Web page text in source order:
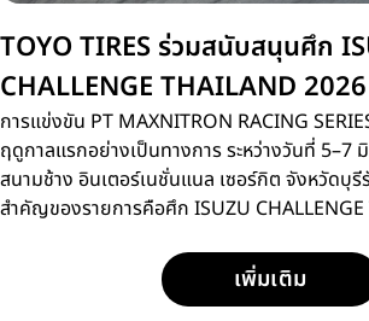
TOYO TIRES ร่วมสนับสนุนศึก
CHALLENGE THAILAND
สนามแรกที่บุรีรัมย์
การแข่งขัน PT MAXNITRON RACING
ฤดูกาลแรกอย่างเป็นทางการ ระหว่างวันที่
สนามช้าง อินเตอร์เนชั่นแนล เซอร์กิต จังหวัดบุรี
สำคัญของรายการคือศึก ISUZU
15 คน ได้ลงสนามประชันความเร็วด้วยรถแข่ง
SPACECAB 2.2 Ddi MAXFORCE ภายใต้มาตร
เพิ่มเติม